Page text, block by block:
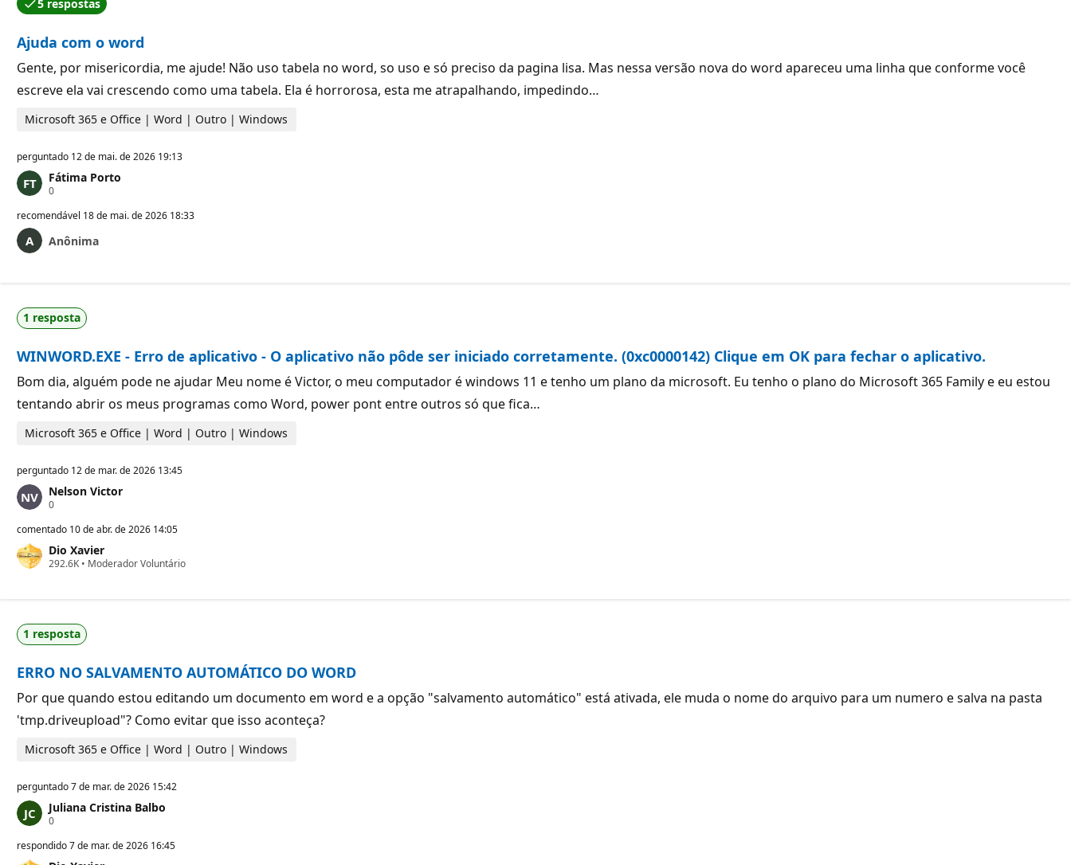
t
a
ã
e
r
p
t
a
ç
o
5 respostas
Ajuda com o word
Gente, por misericordia, me ajude! Não uso tabela no word, so uso e só preciso da pagina lisa. Mas nessa versão nova do word apareceu uma linha que conforme você
escreve ela vai crescendo como uma tabela. Ela é horrorosa, esta me atrapalhando, impedindo…
Microsoft 365 e Office | Word | Outro | Windows
perguntado 12 de mai. de 2026 19:13
Fátima Porto
0P
n
o
s
p
u
t
ç
o
recomendável 18 de mai. de 2026 18:33
Anônima
1 resposta
WINWORD.EXE - Erro de aplicativo - O aplicativo não pôde ser iniciado corretamente. (0xc0000142) Clique em OK para fechar o aplicativo.
Bom dia, alguém pode ne ajudar Meu nome é Victor, o meu computador é windows 11 e tenho um plano da microsoft. Eu tenho o plano do Microsoft 365 Family e eu estou
tentando abrir os meus programas como Word, power pont entre outros só que fica…
Microsoft 365 e Office | Word | Outro | Windows
perguntado 12 de mar. de 2026 13:45
Nelson Victor
0P
n
o
s
p
u
t
ç
o
comentado 10 de abr. de 2026 14:05
Dio Xavier
292.6K P
s
d
e
e
u
t
a
o
• Moderador Voluntário
1 resposta
ERRO NO SALVAMENTO AUTOMÁTICO DO WORD
Por que quando estou editando um documento em word e a opção "salvamento automático" está ativada, ele muda o nome do arquivo para um numero e salva na pasta
'tmp.driveupload"? Como evitar que isso aconteça?
Microsoft 365 e Office | Word | Outro | Windows
perguntado7 de mar. de 2026 15:42
Juliana Cristina Balbo
0P
n
respondido7 de mar. de 2026 16:45